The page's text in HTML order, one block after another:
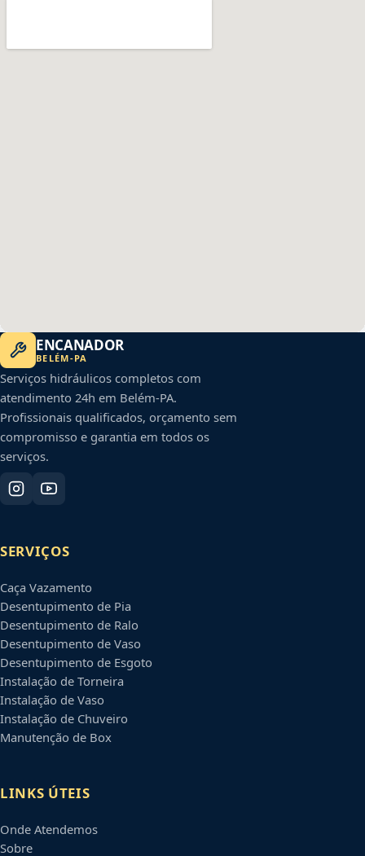
ENCANADOR
BELÉM-PA
Serviços hidráulicos completos com
atendimento 24h em Belém-PA.
Profissionais qualificados, orçamento sem
compromisso e garantia em todos os
serviços.
SERVIÇOS
Caça Vazamento
Desentupimento de Pia
Desentupimento de Ralo
Desentupimento de Vaso
Desentupimento de Esgoto
Instalação de Torneira
Instalação de Vaso
Instalação de Chuveiro
Manutenção de Box
LINKS ÚTEIS
Onde Atendemos
Sobre